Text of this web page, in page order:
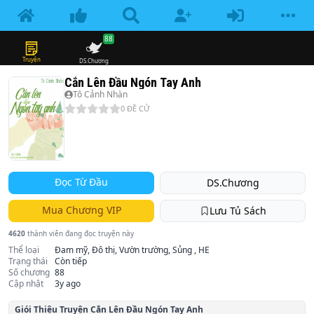
Truyện DS.Chương
88
Cắn Lên Đầu Ngón Tay Anh
Tô Cảnh Nhàn
0 ĐỀ CỬ
Đọc Từ Đầu DS.Chương
Mua Chương VIP Lưu Tủ Sách
4620 thành viên đang đọc truyện này
Thể loại
Đam mỹ, Đô thị, Vườn trường, Sủng , HE
Trạng thái
Còn tiếp
Số chương 88
Cập nhật
3y ago
Giói Thiệu Truyện Cắn Lên Đầu Ngón Tay Anh